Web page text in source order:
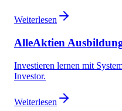
Weiterlesen
AlleAktien
Investieren lernen mit
Investor.
Weiterlesen